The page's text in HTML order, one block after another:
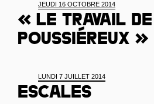
JEUDI 16 OCTOBRE 2014
« Le travail
poussiéreux
LUNDI 7 JUILLET 2014
Escales